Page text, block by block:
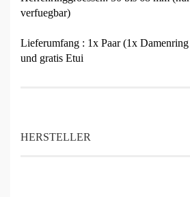
verfuegbar)
Lieferumfang : 1x Paar (1x
und gratis Etui
HERSTELLER